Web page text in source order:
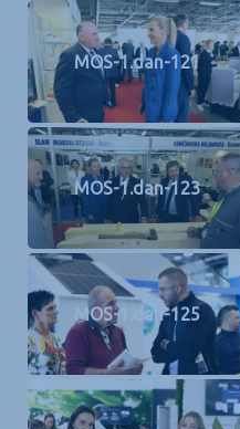
MOS-1.dan-121
MOS-1.dan-123
MOS-1.dan-125